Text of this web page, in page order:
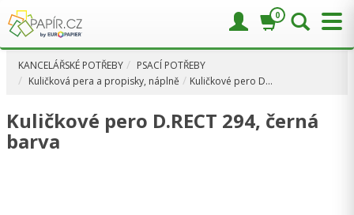
KANCELÁŘSKÉ POTŘEBY
PSACÍ POTŘEBY
Kuličková pera a propisky, náplně
Kuličkové pero D…
Kuličkové pero D.RECT 294, černá
barva
0